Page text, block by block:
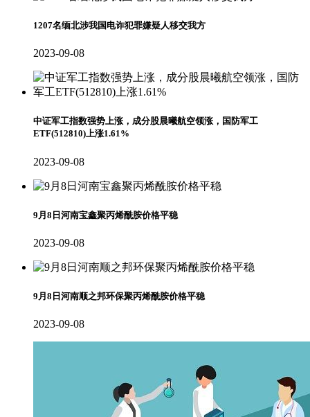
1207名缅北涉我国电诈犯罪嫌疑人移交我方
2023-09-08
中证军工指数强势上涨，成分股晨曦航空领涨，国防军工
ETF(512810)上涨1.61%
2023-09-08
9月8日河南宝鑫聚丙烯酰胺价格平稳
2023-09-08
9月8日河南顺之邦环保聚丙烯酰胺价格平稳
2023-09-08